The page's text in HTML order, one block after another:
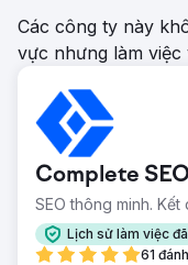
Các công ty này
vực nhưng làm
Complete
SEO thông minh. Kết
Lịch sử làm việc
61